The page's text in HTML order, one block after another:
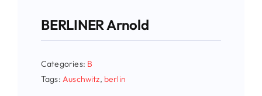
BERLINER Arnold
Categories: B
Tags:Auschwitz, berlin